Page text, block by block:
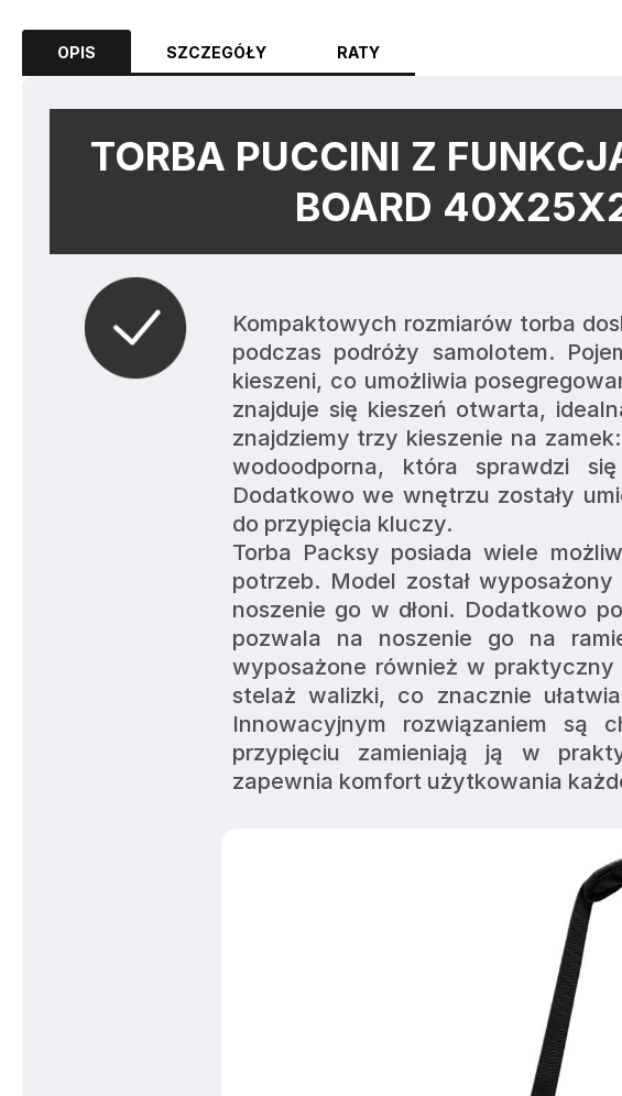
OPIS
TORBA PUCCINI Z
BOARD
Kompaktowych rozmiarów torba
podczas podróży samolotem.
kieszeni, co umożliwia
znajduje się kieszeń otwarta,
znajdziemy trzy kieszenie na
wodoodporna, która sprawdzi
Dodatkowo we wnętrzu zostały
do przypięcia kluczy.
Torba Packsy posiada wiele
potrzeb. Model został
noszenie go w dłoni. Dodatkowo
pozwala na noszenie go na
wyposażone również w praktyczny
stelaż walizki, co znacznie
Innowacyjnym rozwiązaniem
przypięciu zamieniają ją w
zapewnia komfort użytkowania
SZCZEGÓŁY RATY